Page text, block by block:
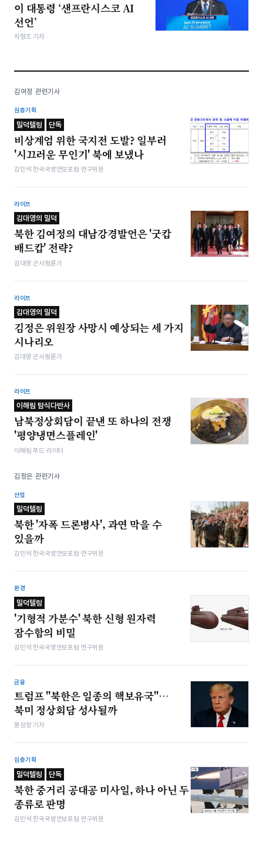
이 대통령 ‘샌프란시스코 AI
선언’
차형조 기자
김여정 관련기사
심층기획
밀덕텔링 단독
비상계엄 위한 국지전 도발? 일부러
'시끄러운 무인기' 북에 보냈나
김민석 한국국방안보포럼 연구위원
라이프
김대영의 밀덕
북한 김여정의 대남강경발언은 '굿캅
배드캅' 전략?
김대영 군사평론가
라이프
김대영의 밀덕
김정은 위원장 사망시 예상되는 세 가지
시나리오
김대영 군사평론가
라이프
이해림 탐식다반사
남북정상회담이 끝낸 또 하나의 전쟁
'평양냉면스플레인'
이해림 푸드 라이터
김정은 관련기사
산업
밀덕텔링
북한 '자폭 드론병사', 과연 막을 수
있을까
김민석 한국국방안보포럼 연구위원
환경
밀덕텔링
'기형적 가분수' 북한 신형 원자력
잠수함의 비밀
김민석 한국국방안보포럼 연구위원
금융
트럼프 "북한은 일종의 핵보유국"…
북미 정상회담 성사될까
봉성창 기자
심층기획
밀덕텔링 단독
북한 중거리 공대공 미사일, 하나 아닌 두
종류로 판명
김민석 한국국방안보포럼 연구위원